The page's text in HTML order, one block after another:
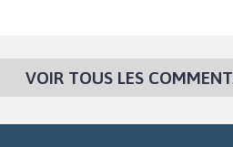
VOIR TOUS LES